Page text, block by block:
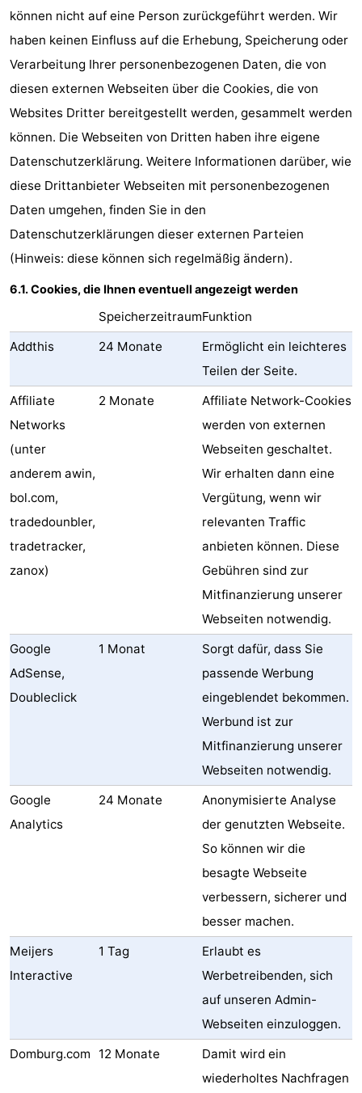
können nicht auf eine Person zurückgeführt werden. Wir
haben keinen Einfluss auf die Erhebung, Speicherung oder
Verarbeitung Ihrer personenbezogenen Daten, die von
diesen externen Webseiten über die Cookies, die von
Websites Dritter bereitgestellt werden, gesammelt werden
können. Die Webseiten von Dritten haben ihre eigene
Datenschutzerklärung. Weitere Informationen darüber, wie
diese Drittanbieter Webseiten mit personenbezogenen
Daten umgehen, finden Sie in den
Datenschutzerklärungen dieser externen Parteien
(Hinweis: diese können sich regelmäßig ändern).
6.1. Cookies, die Ihnen eventuell angezeigt werden
SpeicherzeitraumFunktion
Addthis
24 Monate
Ermöglicht ein leichteres
Teilen der Seite.
Affiliate
Networks
(unter
anderem awin,
bol.com,
tradedounbler,
tradetracker,
zanox)
2 Monate
Affiliate Network-Cookies
werden von externen
Webseiten geschaltet.
Wir erhalten dann eine
Vergütung, wenn wir
relevanten Traffic
anbieten können. Diese
Gebühren sind zur
Mitfinanzierung unserer
Webseiten notwendig.
Google
AdSense,
Doubleclick
1 Monat
Sorgt dafür, dass Sie
passende Werbung
eingeblendet bekommen.
Werbund ist zur
Mitfinanzierung unserer
Webseiten notwendig.
Google
Analytics
24 Monate
Anonymisierte Analyse
der genutzten Webseite.
So können wir die
besagte Webseite
verbessern, sicherer und
besser machen.
Meijers
Interactive
1 Tag
Erlaubt es
Werbetreibenden, sich
auf unseren Admin-
Webseiten einzuloggen.
Domburg.com
12 Monate
Damit wird ein
wiederholtes Nachfragen